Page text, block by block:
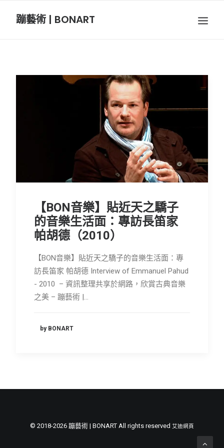
蹦藝術 | BONART
關於我們
會員專區
SEARCH
【BON音樂】貼近天之驕子
的音樂生活面：專訪長笛家
帕胡德（2010）
【BON音樂】貼近天之驕子的音樂生活面：專
訪長笛家 帕胡德 Interview of Emmanuel Pahud
- 2010 – 資訊整理共享於網路，欣賞古典音樂
之美 – 蹦藝術 |…
by BONART
© 2018-2026 蹦藝術 | BONART All rights reserved 艾迪網頁